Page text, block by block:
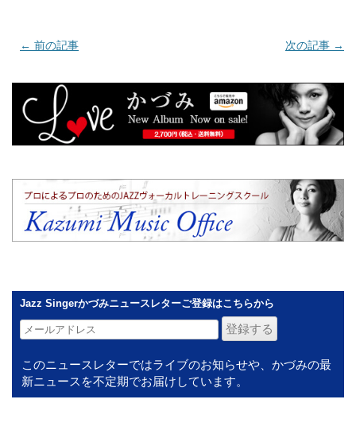
← 前の記事 次の記事 →
Jazz Singerかづみニュースレターご登録はこちらから
このニュースレターではライブのお知らせや、かづみの最
新ニュースを不定期でお届けしています。